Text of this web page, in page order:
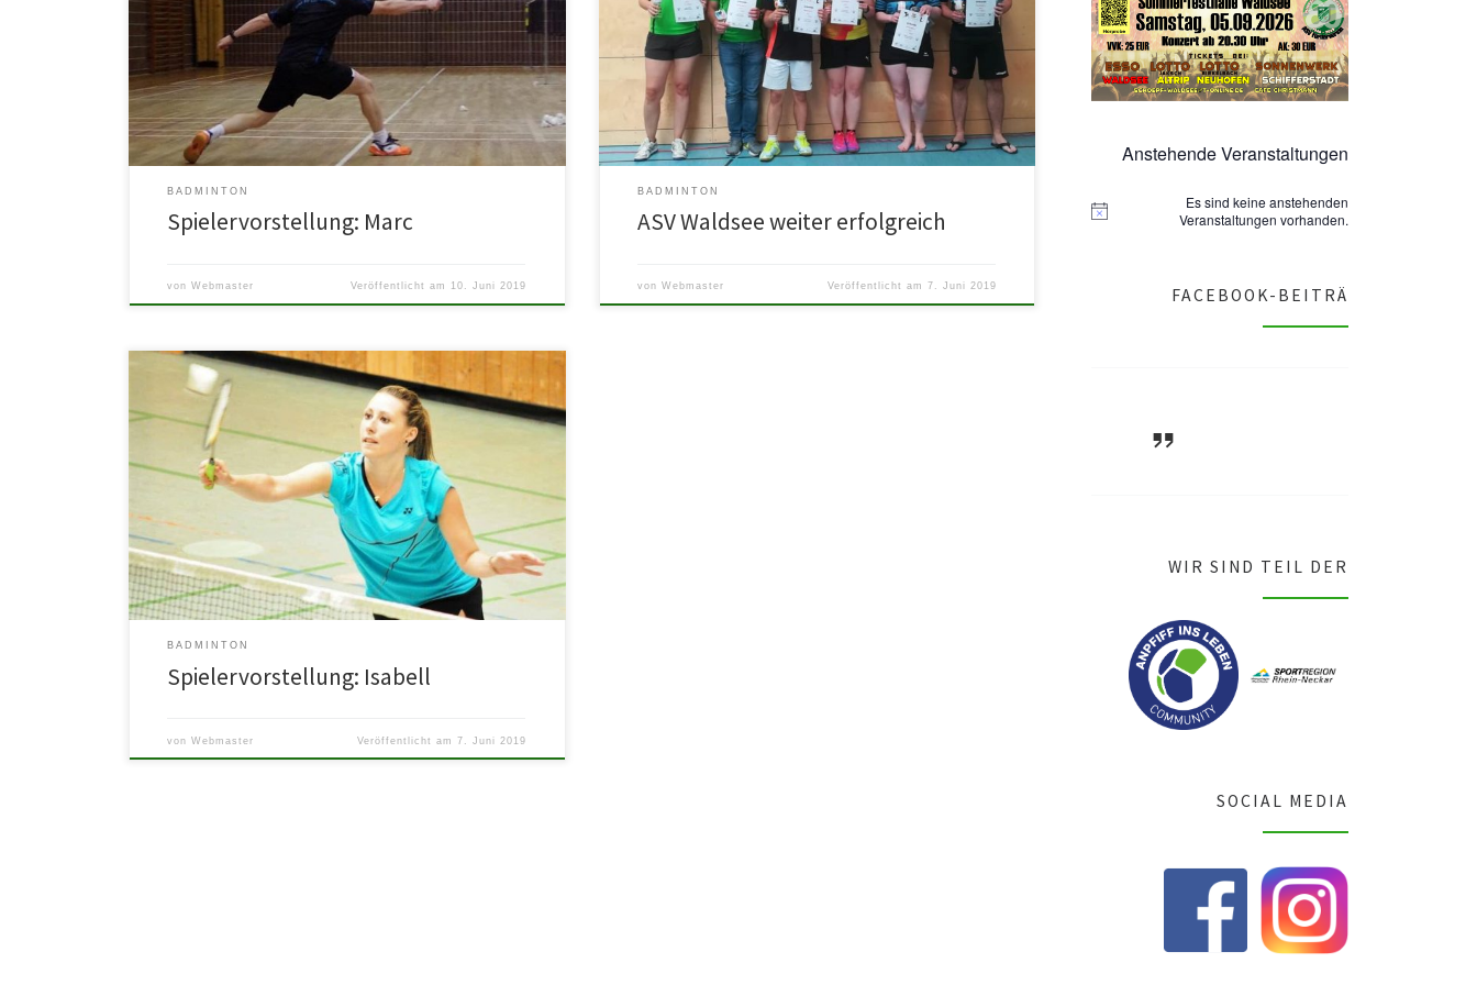
Mit 5 Jahren hielt er in Westhofen bereits den
Badmintonschläger in der Hand und spielte bei der TG bis zum
[…]
BADMINTON
Spielervorstellung: Marc
vonWebmaster Veröffentlicht am 10. Juni 2019
Auch beim 1. Wormser Wein-Cup der TG Worms konnte der ASV
Waldsee die grüne Flagge hochhalten. Am Samstag traten Alisa,
[…]
BADMINTON
ASV Waldsee weiter erfolgreich
von Webmaster Veröffentlicht am 7. Juni 2019
In Ottweiler (Saarland) ging es mit 12 Jahren für Isabell zum
Badminton. In jungen Jahren startet sie hier auch bei […]
BADMINTON
Spielervorstellung: Isabell
vonWebmaster Veröffentlicht am7. Juni 2019
Anstehende Veranstaltungen
N
Es sind keine anstehenden
Veranstaltungen vorhanden.
FACEBOOK-BEITRÄ
WIR SIND TEIL DER
SOCIAL MEDIA